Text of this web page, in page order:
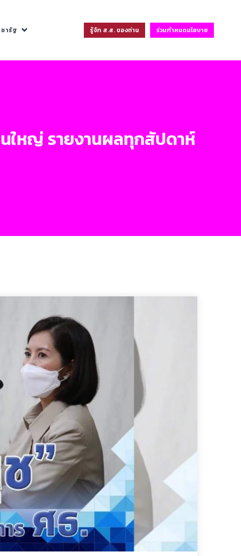
ารัฐ รู้จัก ส.ส. ของท่าน ร่วมกำหนดนโยบาย
นใหญ่ รายงานผลทุกสัปดาห์